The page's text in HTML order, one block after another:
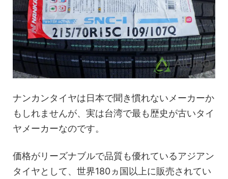
ナンカンタイヤは日本で聞き慣れないメーカーか
もしれませんが、実は台湾で最も歴史が古いタイ
ヤメーカーなのです。
価格がリーズナブルで品質も優れているアジアン
タイヤとして、世界180ヵ国以上に販売されてい